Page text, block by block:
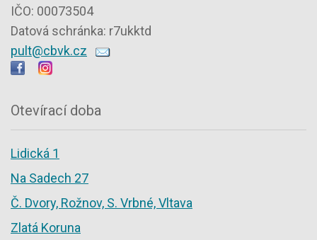
IČO: 00073504
Datová schránka: r7ukktd
pult@cbvk.cz
Otevírací doba
Lidická 1
Na Sadech 27
Č. Dvory, Rožnov, S. Vrbné, Vltava
Zlatá Koruna